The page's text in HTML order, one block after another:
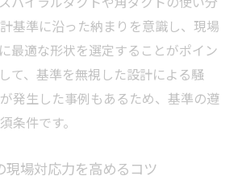
基準に沿った納まりを意識し、現場
最適な形状を選定することがポイン
て、基準を無視した設計による騒
発生した事例もあるため、基準の遵
条件です。
現場対応力を高めるコツ